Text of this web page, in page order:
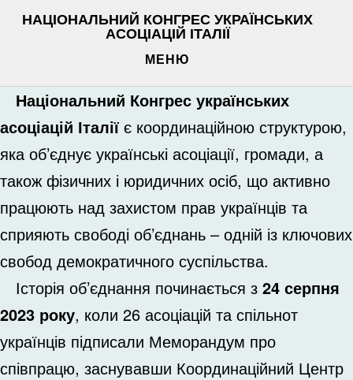
НАЦІОНАЛЬНИЙ КОНГРЕС УКРАЇНСЬКИХ
АСОЦІАЦІЙ ІТАЛІЇ
МЕНЮ
Національний Конгрес українських
асоціацій Італії є координаційною структурою,
яка об’єднує українські асоціації, громади, а
також фізичних і юридичних осіб, що активно
працюють над захистом прав українців та
сприяють свободі об’єднань – одній із ключових
свобод демократичного суспільства.
Історія об’єднання починається з 24 серпня
2023 року, коли 26 асоціацій та спільнот
українців підписали Меморандум про
співпрацю, заснувавши Координаційний Центр